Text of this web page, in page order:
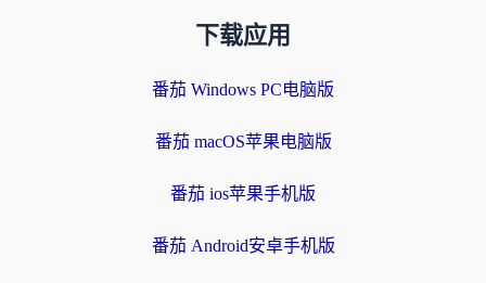
下载应用
番茄 Windows PC电脑版
番茄 macOS苹果电脑版
番茄 ios苹果手机版
番茄 Android安卓手机版